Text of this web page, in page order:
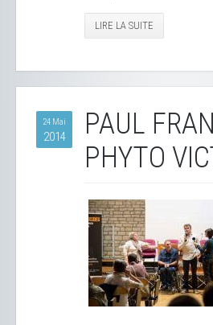
LIRE LA SUITE
24 Mai
2014
PAUL
PHYTO